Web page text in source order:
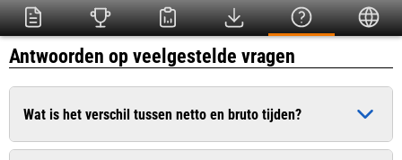
Antwoorden op veelgestelde vragen
Wat is het verschil tussen netto en bruto tijden?
De bruto tijd is de officiële tijd die ingaat op het moment dat